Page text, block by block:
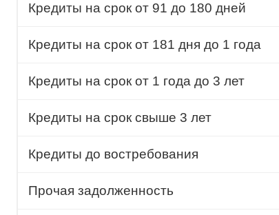
Кредиты на срок от 91 до 180 дней
Кредиты на срок от 181 дня до 1 года
Кредиты на срок от 1 года до 3 лет
Кредиты на срок свыше 3 лет
Кредиты до востребования
Прочая задолженность